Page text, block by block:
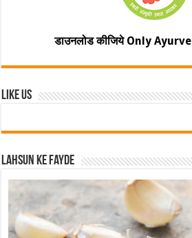
डाउनलोड कीजिये Only
Like Us
Lahsun ke fayde